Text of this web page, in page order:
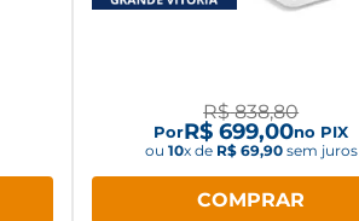
R$ 838,80
PorR$ 699,00no PIX
ou 10x de R$ 69,90sem juros
COMPRAR